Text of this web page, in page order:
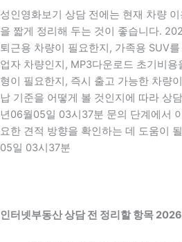
성인영화보기 상담 전에는 현재 차량
을 짧게 정리해 두는 것이 좋습니다.
퇴근용 차량이 필요한지, 가족용 SUV
업자 차량인지, MP3다운로드 초기비
형이 필요한지, 즉시 출고 가능한 차량
납 기준을 어떻게 볼 것인지에 따라 상
년06월05일 03시37분 문의 단계에서
요한 견적 방향을 확인하는 데 도움이
05일 03시37분
인터넷부동산 상담 전 정리할 항목